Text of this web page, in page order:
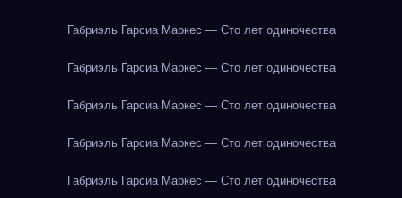
Габриэль Гарсиа Маркес — Сто лет одиночества
Габриэль Гарсиа Маркес — Сто лет одиночества
Габриэль Гарсиа Маркес — Сто лет одиночества
Габриэль Гарсиа Маркес — Сто лет одиночества
Габриэль Гарсиа Маркес — Сто лет одиночества